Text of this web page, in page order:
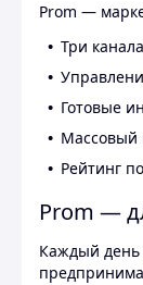
Prom —
Три
Готовые
Массовый
Рейтинг
Prom —
Каждый день